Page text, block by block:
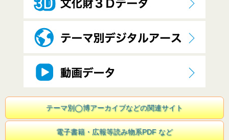
テーマ別◯博アーカイブなどの関連サイト
電子書籍・広報等読み物系PDF など